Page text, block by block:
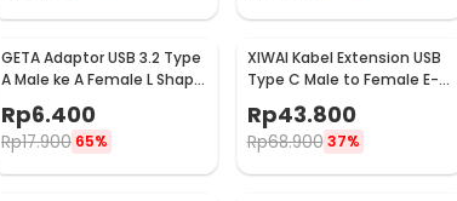
GETA Adaptor USB 3.2 Type
A Male ke A Female L Shape
10 Gbps - G-02
Rp6.400
Rp17.900 65%
XIWAI Kabel Extension USB
Type C Male to Female E-
Mark 20Gbps 5A 100W
200cm - XW32
Rp43.800
Rp68.900 37%